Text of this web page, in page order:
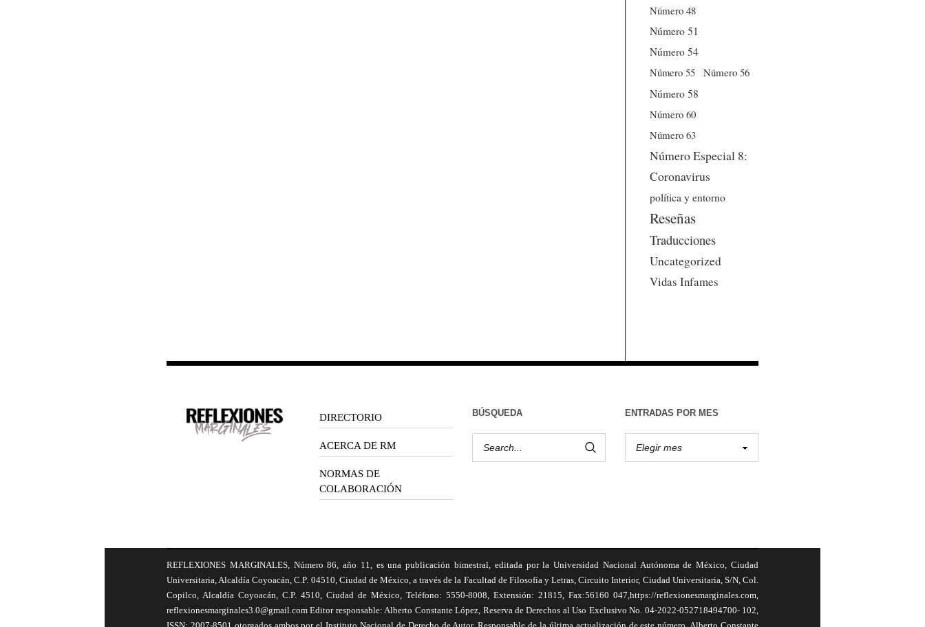
Número 48
Número 51
Número 54
Número 55
Número 56
Número 58
Número 60
Número 63
Número Especial 8:
Coronavirus
política y entorno
Reseñas
Traducciones
Uncategorized
Vidas Infames
DIRECTORIO
ACERCA DE RM
NORMAS DE
COLABORACIÓN
BÚSQUEDA ENTRADAS POR MES
REFLEXIONES MARGINALES, Número 86, año 11, es una publicación bimestral, editada por la Universidad Nacional Autónoma de México, Ciudad
Universitaria, Alcaldía Coyoacán, C.P. 04510, Ciudad de México, a través de la Facultad de Filosofía y Letras, Circuito Interior, Ciudad Universitaria, S/N, Col.
Copilco, Alcaldía Coyoacán, C.P. 4510, Ciudad de México, Teléfono: 5550-8008, Extensión: 21815, Fax:56160 047,https://reflexionesmarginales.com,
reflexionesmarginales3.0@gmail.com Editor responsable: Alberto Constante López, Reserva de Derechos al Uso Exclusivo No. 04-2022-052718494700- 102,